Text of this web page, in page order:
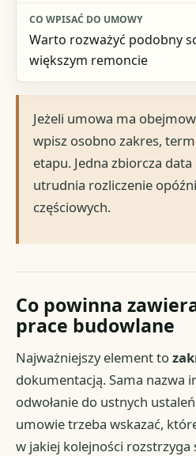
Warto rozważyć podobny
większym remoncie
Jeżeli umowa ma
wpisz osobno zakres,
etapu. Jedna zbiorcza
utrudnia rozliczenie
częściowych.
Co powinna
prace budowlane
Najważniejszy element to
dokumentacją. Sama nazwa
odwołanie do ustnych
umowie trzeba wskazać,
w jakiej kolejności rozstrzyga